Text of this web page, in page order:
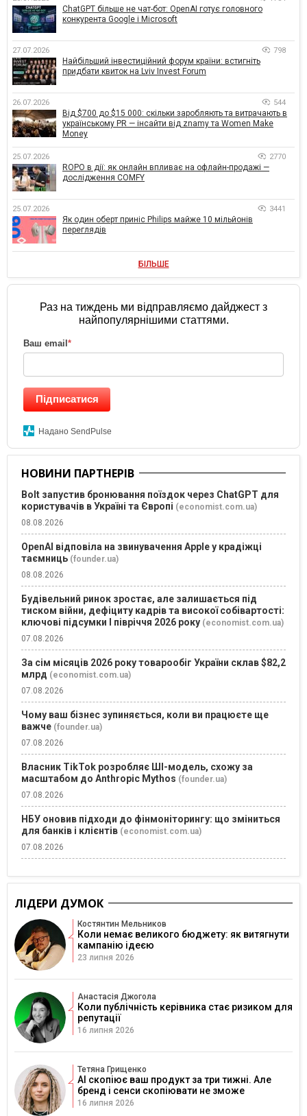
ChatGPT більше не чат-бот: OpenAI готує головного
конкурента Google і Microsoft
27.07.2026 798
Найбільший інвестиційний форум країни: встигніть
придбати квиток на Lviv Invest Forum
26.07.2026 544
Від $700 до $15 000: скільки заробляють та витрачають в
українському PR — інсайти від znamy та Women Make
Money
25.07.2026 2770
ROPO в дії: як онлайн впливає на офлайн-продажі —
дослідження COMFY
25.07.2026 3441
Як один оберт приніс Philips майже 10 мільйонів
переглядів
БІЛЬШЕ
Раз на тиждень ми відправляємо дайджест з
найпопулярнішими статтями.
Ваш email*
Підписатися
Надано SendPulse
НОВИНИ ПАРТНЕРІВ
Bolt запустив бронювання поїздок через ChatGPT для
користувачів в Україні та Європі (economist.com.ua)
08.08.2026
OpenAI відповіла на звинувачення Apple у крадіжці
таємниць (founder.ua)
08.08.2026
Будівельний ринок зростає, але залишається під
тиском війни, дефіциту кадрів та високої собівартості:
ключові підсумки І півріччя 2026 року (economist.com.ua)
07.08.2026
За сім місяців 2026 року товарообіг України склав $82,2
млрд (economist.com.ua)
07.08.2026
Чому ваш бізнес зупиняється, коли ви працюєте ще
важче (founder.ua)
07.08.2026
Власник TikTok розробляє ШІ-модель, схожу за
масштабом до Anthropic Mythos (founder.ua)
07.08.2026
НБУ оновив підходи до фінмоніторингу: що зміниться
для банків і клієнтів (economist.com.ua)
07.08.2026
ЛІДЕРИ ДУМОК
Костянтин Мельников
Коли немає великого бюджету: як витягнути
кампанію ідеєю
23 липня 2026
Анастасія Джогола
Коли публічність керівника стає ризиком для
репутації
16 липня 2026
Тетяна Грищенко
AI скопіює ваш продукт за три тижні. Але
бренд і сенси скопіювати не зможе
16 липня 2026